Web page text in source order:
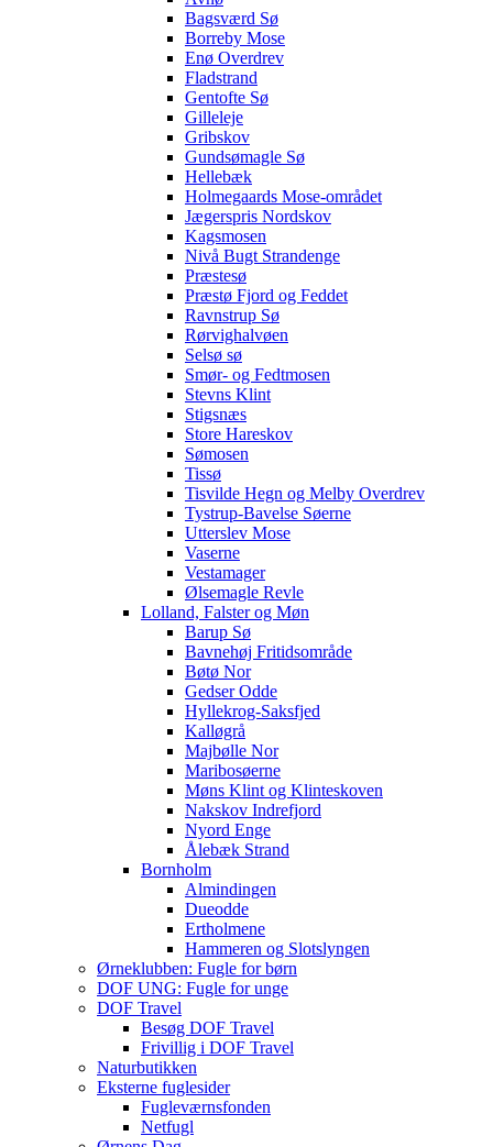
Bagsværd Sø
Borreby Mose
Enø Overdrev
Fladstrand
Gentofte Sø
Gilleleje
Gribskov
Gundsømagle Sø
Hellebæk
Holmegaards Mose-området
Jægerspris Nordskov
Kagsmosen
Nivå Bugt Strandenge
Præstesø
Præstø Fjord og Feddet
Ravnstrup Sø
Rørvighalvøen
Selsø sø
Smør- og Fedtmosen
Stevns Klint
Stigsnæs
Store Hareskov
Sømosen
Tissø
Tisvilde Hegn og Melby Overdrev
Tystrup-Bavelse Søerne
Utterslev Mose
Vaserne
Vestamager
Ølsemagle Revle
Lolland, Falster og Møn
Barup Sø
Bavnehøj Fritidsområde
Bøtø Nor
Gedser Odde
Hyllekrog-Saksfjed
Kalløgrå
Majbølle Nor
Maribosøerne
Møns Klint og Klinteskoven
Nakskov Indrefjord
Nyord Enge
Ålebæk Strand
Bornholm
Almindingen
Dueodde
Ertholmene
Hammeren og Slotslyngen
Ørneklubben: Fugle for børn
DOF UNG: Fugle for unge
DOF Travel
Besøg DOF Travel
Frivillig i DOF Travel
Naturbutikken
Eksterne fuglesider
Fugleværnsfonden
Netfugl